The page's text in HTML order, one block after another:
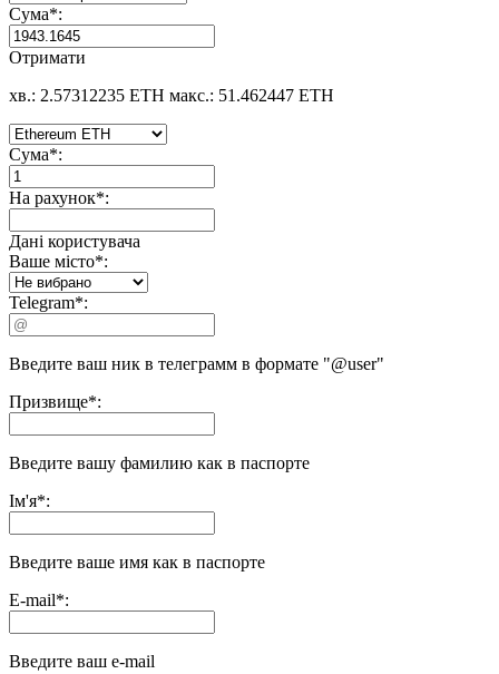
Сума*:
Отримати
хв.: 2.57312235 ETH макс.: 51.462447 ETH
Сума*:
На рахунок*:
Дані користувача
Ваше місто*:
Telegram*:
Введите ваш ник в телеграмм в формате "@user"
Призвище*:
Введите вашу фамилию как в паспорте
Ім'я*:
Введите ваше имя как в паспорте
E-mail*:
Введите ваш e-mail